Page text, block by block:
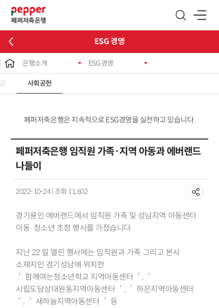
ESG 경영
은행소개 ESG 경영
사회공헌
페퍼저축은행은 지속적으로 ESG경영을 실천하고 있습니다.
페퍼저축은행 임직원 가족·지역 아동과 에버랜드
나들이
2022-10-24 | 조회 11,602
경기용인 에버랜드에서 임직원 가족 및 성남지역 아동센터
아동·청소년 초청 행사를 가졌습니다
지난22일 열린 행사에는 임직원과 가족 그리고 본사
소재지인 경기성남에 위치한
＇ 함께여는청소년학교 지역아동센터
＇, ＇
시립도담상대원동지역아동센터
＇, ＇ 하은지역아동센터
＇, ＇ 새하늘지역아동센터 ＇ 등